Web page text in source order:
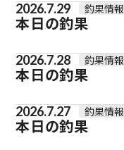
2026.7.29 釣果情報
本日の釣果
2026.7.28 釣果情報
本日の釣果
2026.7.27 釣果情報
本日の釣果